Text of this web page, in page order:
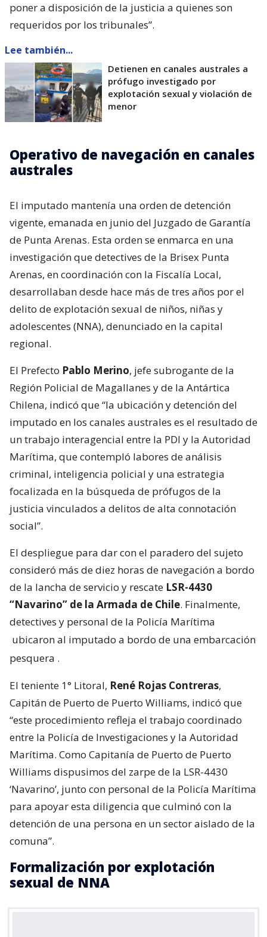
poner a disposición de la justicia a quienes son
requeridos por los tribunales”.
Lee también...
Detienen en canales australes a
prófugo investigado por
explotación sexual y violación de
menor
Operativo de navegación en canales
australes
El imputado mantenía una orden de detención
vigente, emanada en junio del Juzgado de Garantía
de Punta Arenas. Esta orden se enmarca en una
investigación que detectives de la Brisex Punta
Arenas, en coordinación con la Fiscalía Local,
desarrollaban desde hace más de tres años por el
delito de explotación sexual de niños, niñas y
adolescentes (NNA), denunciado en la capital
regional.
El Prefecto Pablo Merino, jefe subrogante de la
Región Policial de Magallanes y de la Antártica
Chilena, indicó que “la ubicación y detención del
imputado en los canales australes es el resultado de
un trabajo interagencial entre la PDI y la Autoridad
Marítima, que contempló labores de análisis
criminal, inteligencia policial y una estrategia
focalizada en la búsqueda de prófugos de la
justicia vinculados a delitos de alta connotación
social”.
El despliegue para dar con el paradero del sujeto
consideró más de diez horas de navegación a bordo
de la lancha de servicio y rescate LSR-4430
“Navarino” de la Armada de Chile. Finalmente,
detectives y personal de la Policía Marítima
ubicaron al imputado a bordo de una embarcación
pesquera .
El teniente 1° Litoral, René Rojas Contreras,
Capitán de Puerto de Puerto Williams, indicó que
“este procedimiento refleja el trabajo coordinado
entre la Policía de Investigaciones y la Autoridad
Marítima. Como Capitanía de Puerto de Puerto
Williams dispusimos del zarpe de la LSR-4430
‘Navarino’, junto con personal de la Policía Marítima
para apoyar esta diligencia que culminó con la
detención de una persona en un sector aislado de la
comuna”.
Formalización por explotación
sexual de NNA